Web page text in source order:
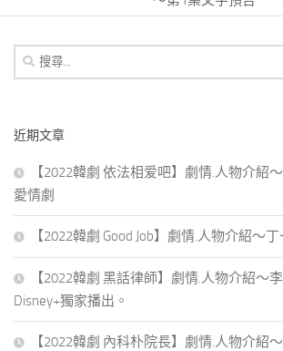
搜
尋
字:
近期文章
【2022韓劇 依法相爱吧】劇情.人物介紹
愛情劇
【2022韓劇 Good Job】劇情.人物介紹～
【2022韓劇 黑話律師】劇情.人物介紹～
Disney+獨家播出。
【2022韓劇 內科朴院長】劇情.人物介紹